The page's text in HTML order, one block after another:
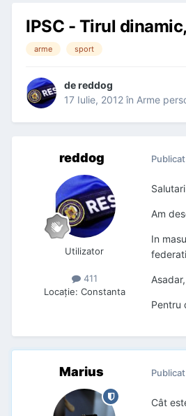
IPSC - Tirul
arme sport
dereddog
17 Iulie, 2012în Arme
reddog
Utilizator
411
Locaţie: Constanta
Publicat
Am
In
Pentru
Marius Publicat
Cât